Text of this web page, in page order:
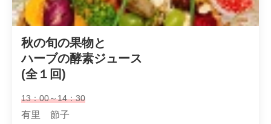
秋の旬の果物と
ハーブの酵素ジュース
(全１回)
13：00～14：30
有里 節子